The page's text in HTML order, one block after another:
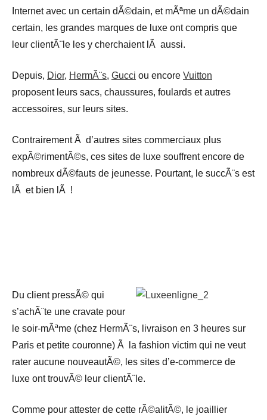
Internet avec un certain dÃ©dain, et mÃªme un dÃ©dain
certain, les grandes marques de luxe ont compris que
leur clientÃ¨le les y cherchaient lÃ aussi.
Depuis, Dior, HermÃ¨s, Gucci ou encore Vuitton
proposent leurs sacs, chaussures, foulards et autres
accessoires, sur leurs sites.
Contrairement Ã d’autres sites commerciaux plus
expÃ©rimentÃ©s, ces sites de luxe souffrent encore de
nombreux dÃ©fauts de jeunesse. Pourtant, le succÃ¨s est
lÃ et bien lÃ !
Du client pressÃ© qui
s’achÃ¨te une cravate pour
le soir-mÃªme (chez HermÃ¨s, livraison en 3 heures sur
Paris et petite couronne) Ã la fashion victim qui ne veut
rater aucune nouveautÃ©, les sites d’e-commerce de
luxe ont trouvÃ© leur clientÃ¨le.
Comme pour attester de cette rÃ©alitÃ©, le joaillier